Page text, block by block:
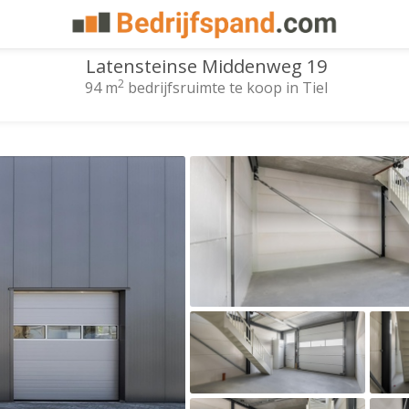
Latensteinse Middenweg 19
94 m2 bedrijfsruimte te koop in Tiel